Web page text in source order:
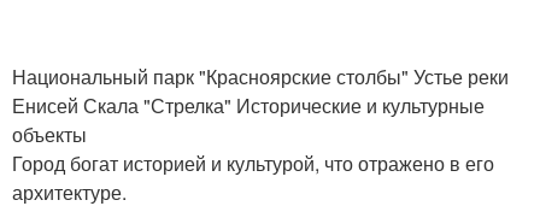
Национальный парк "Красноярские столбы" Устье реки
Енисей Скала "Стрелка" Исторические и культурные
объекты
Город богат историей и культурой, что отражено в его
архитектуре.